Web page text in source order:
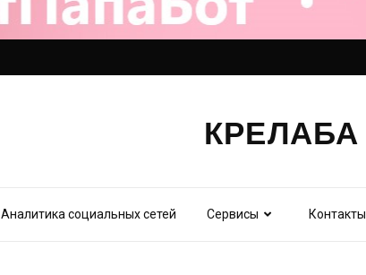
Аналитика социальных сетей Сервисы Контакты